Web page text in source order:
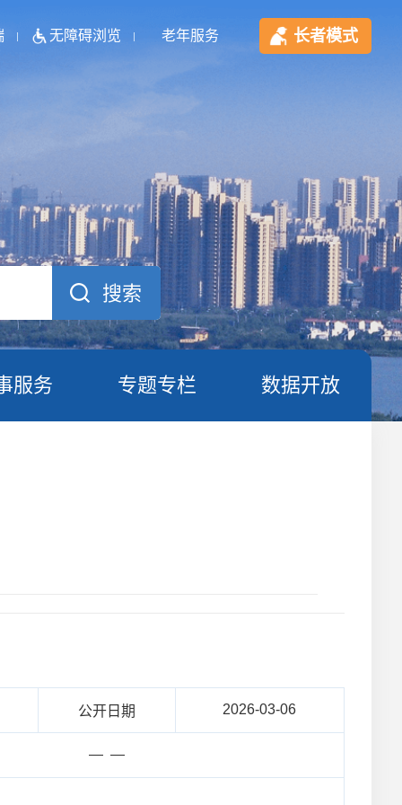
无障碍浏览 老年服务 长者模式
服务 专题专栏 数据开放
公开日期 2026-03-06
— —